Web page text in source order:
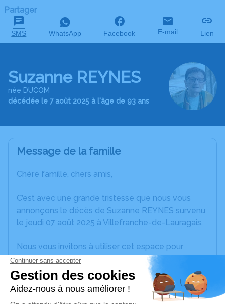
Partager
SMS WhatsApp Facebook E-mail Lien
Suzanne REYNES
née DUCOM
décédée le 7 août 2025 à l'âge de 93 ans
Message de la famille
Chère famille, chers amis,
C’est avec une grande tristesse que nous vous
annonçons le décès de Suzanne REYNES survenu
le jeudi 07 août 2025 à Villefranche-de-Lauragais.
Nous vous invitons à utiliser cet espace pour
laisser vos condoléances, partager des photos
souvenirs, une anecdote ou exprimer vos pensées
à travers des poèmes ou des textes. Cet endroit
est un lieu d'expression dédié à honorer la